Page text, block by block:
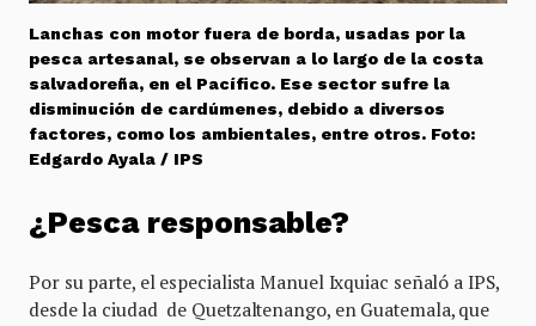
Lanchas con motor fuera de borda, usadas por la
pesca artesanal, se observan a lo largo de la costa
salvadoreña, en el Pacífico. Ese sector sufre la
disminución de cardúmenes, debido a diversos
factores, como los ambientales, entre otros. Foto:
Edgardo Ayala / IPS
¿Pesca responsable?
Por su parte, el especialista Manuel Ixquiac señaló a IPS,
desde la ciudad de Quetzaltenango, en Guatemala, que